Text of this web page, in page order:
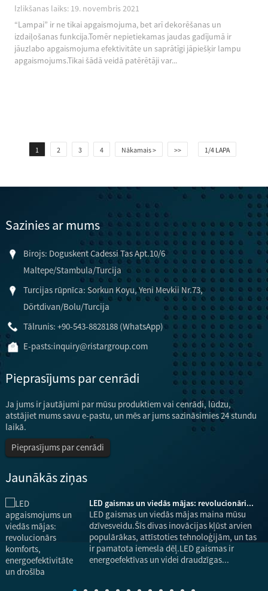
Izlikšanas laiks: 19. novembris 2021
“Lampai” ir ne tikai apgaismojuma, bet arī dekorēšanas un
izdaiļošanas funkcija.Tomēr nepietiekamas jaudas gadījumā ir
jāuzlabo apgaismojuma efektivitāte un saprātīgi jāpiešķir lampu
apgaismojums.Tikai šādā veidā patērētāji var...
1 2 3 4 Nākamais > >> 1/4 LAPA
Sazinies ar mums
Birojs: Doguskent Cadessi Tas Apt.10/6
Maltepe/Stambula/Turcija
Turcijas rūpnīca: Sorkun Koyu, Yeni Mevkii Nr.73,
Dörtdivan/Bolu/Turcija
Tālrunis: +90-543-8828188 (WhatsApp)
E-pasts:inquiry@ristargroup.com
Pieprasījums par cenrādi
Ja jums ir jautājumi par mūsu produktiem vai cenrādi, lūdzu,
atstājiet mums savu e-pastu, un mēs ar jums sazināsimies 24 stundu
laikā.
Pieprasījums par cenrādi
Jaunākās ziņas
LED gaismas un viedās mājas: revolucionāri...
LED gaismas un viedās mājas maina mūsu
dzīvesveidu.Šīs divas inovācijas kļūst arvien
populārākas, attīstoties tehnoloģijām, un tas
ir pamatota iemesla dēļ.LED gaismas ir
energoefektīvas un videi draudzīgas...